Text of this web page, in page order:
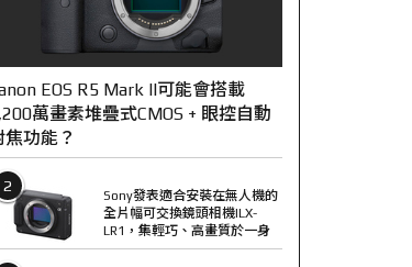
EOS R5 Mark II可能會搭載
萬畫素堆疊式CMOS + 眼控自動
焦功能？
2
Sony發表適合安裝在無人機的
全片幅可交換鏡頭相機ILX-
LR1，集輕巧、高畫質於一身